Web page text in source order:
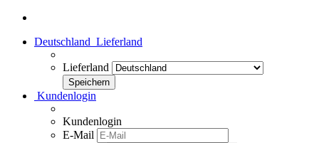
Deutschland Lieferland
Lieferland
Kundenlogin
Kundenlogin
E-Mail